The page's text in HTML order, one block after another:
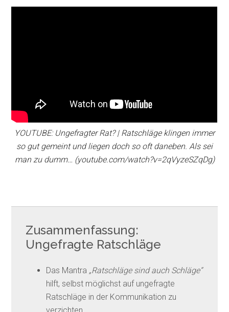
YOUTUBE: Ungefragter Rat? | Ratschläge klingen immer
so gut gemeint und liegen doch so oft daneben. Als sei
man zu dumm… (youtube.com/watch?v=2qVyzeSZqDg)
Zusammenfassung:
Ungefragte Ratschläge
Das Mantra „Ratschläge sind auch Schläge“
hilft, selbst möglichst auf ungefragte
Ratschläge in der Kommunikation zu